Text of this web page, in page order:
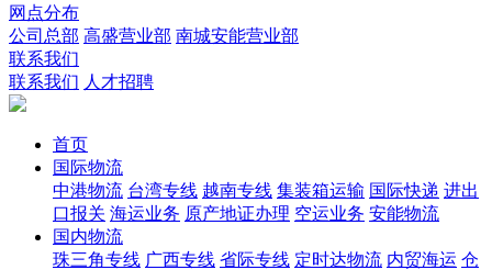
网点分布
公司总部 高盛营业部 南城安能营业部
联系我们
联系我们 人才招聘
首页
国际物流
中港物流 台湾专线 越南专线 集装箱运输 国际快递 进出
口报关 海运业务 原产地证办理 空运业务 安能物流
国内物流
珠三角专线 广西专线 省际专线 定时达物流 内贸海运 仓